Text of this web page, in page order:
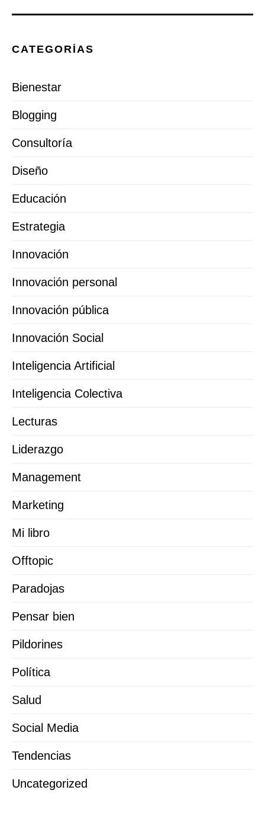
CATEGORÍAS
Bienestar
Blogging
Consultoría
Diseño
Educación
Estrategia
Innovación
Innovación personal
Innovación pública
Innovación Social
Inteligencia Artificial
Inteligencia Colectiva
Lecturas
Liderazgo
Management
Marketing
Mi libro
Offtopic
Paradojas
Pensar bien
Pildorines
Política
Salud
Social Media
Tendencias
Uncategorized